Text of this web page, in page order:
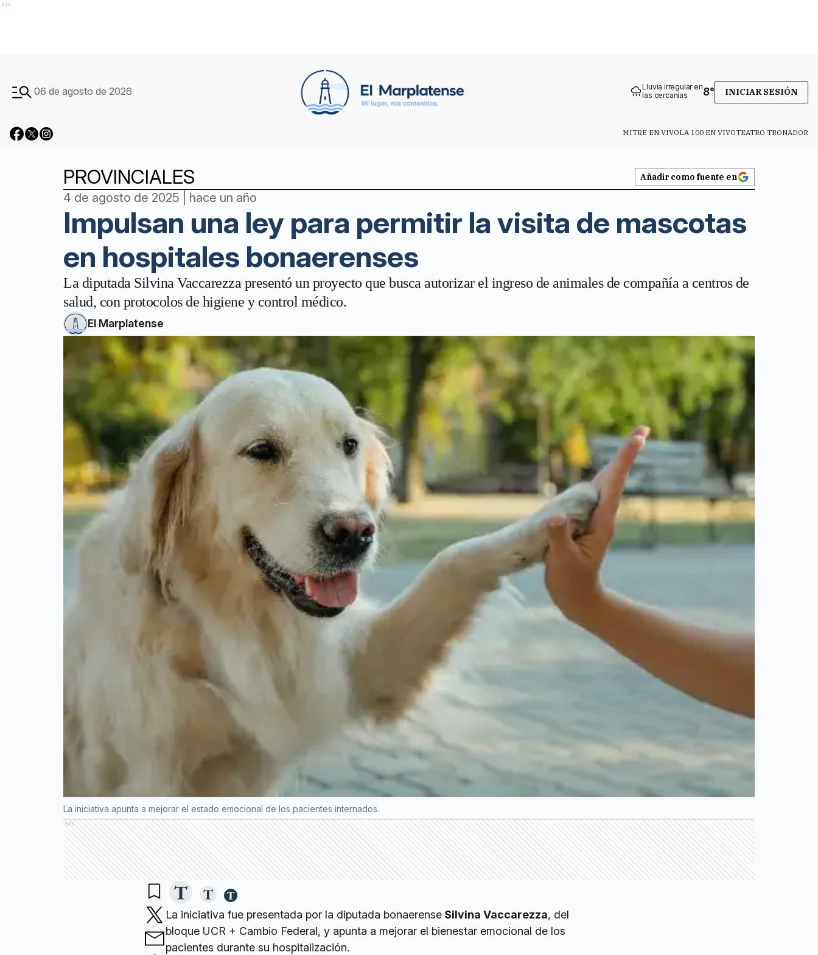
Ads
06 de agosto de 2026
Lluvia irregular en
las cercanías
8° INICIAR SESIÓN
MITRE EN VIVOLA 100 EN VIVOTEATRO TRONADOR
PROVINCIALES Añadir como fuente en
4 de agosto de 2025 | hace un año
Impulsan una ley para permitir la visita de mascotas
en hospitales bonaerenses
La diputada Silvina Vaccarezza presentó un proyecto que busca autorizar el ingreso de animales de compañía a centros de
salud, con protocolos de higiene y control médico.
El Marplatense
La iniciativa apunta a mejorar el estado emocional de los pacientes internados.
Ads
La iniciativa fue presentada por la diputada bonaerense Silvina Vaccarezza, del
bloque UCR + Cambio Federal, y apunta a mejorar el bienestar emocional de los
pacientes durante su hospitalización.